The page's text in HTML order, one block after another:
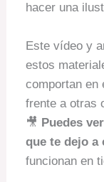
hacer una
Este vídeo y
estos
comportan en
frente a otras
🎥 Puedes
que te dejo a
funcionan en